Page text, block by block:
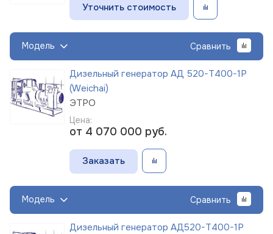
Уточнить стоимость
Модель Сравнить
Дизельный генератор АД 520-Т400-1Р
(Weichai)
ЭТРО
Цена:
от 4 070 000 руб.
Заказать
Модель Сравнить
Дизельный генератор АД520-Т400-1Р